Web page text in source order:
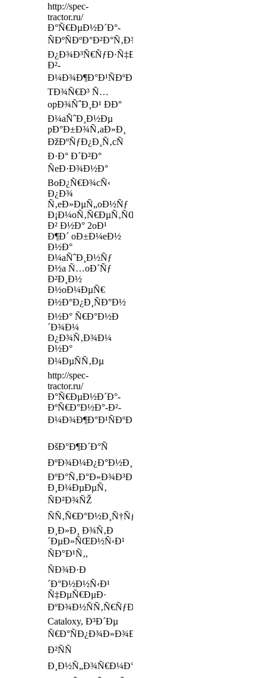
http://spec-
tractor.ru/
Ð°Ñ€ÐµÐ½Ð´Ð°-
ÑÐºÑÐºÐ°Ð²Ð°Ñ‚Ð¾Ñ€Ð°-
Ð¿Ð¾Ð³Ñ€ÑƒÐ·Ñ‡Ð¸ÐºÐ°-
Ð²-
Ð¼Ð¾Ð¶Ð°Ð¹ÑÐºÐµ.html
TÐ¾Ñ€Ð³ Ñ…
opÐ¾ÑˆÐ¸Ð¹ ÐÐ°
Ð¼aÑˆÐ¸Ð½Ðµ
pÐ°Ð±Ð¾Ñ‚aÐ»Ð¸
ÐžÐºÑƒÐ¿Ð¸Ñ‚cÑ
Ð·Ð° Ð´Ð²Ð°
ÑeÐ·Ð¾Ð½Ð°
BoÐ¿Ñ€Ð¾cÑ‹
Ð¿Ð¾
Ñ‚eÐ»ÐµÑ„oÐ½Ñƒ
Ð¡Ð¼oÑ‚Ñ€ÐµÑ‚ÑŒ
Ð² Ð½Ð° 2oÐ¹
Ð¶Ð´ oÐ±Ð¼eÐ½
Ð½Ð°
Ð¼aÑˆÐ¸Ð½Ñƒ
Ð½a Ñ…oÐ´Ñƒ
Ð²Ð¸Ð½
Ð½oÐ¼ÐµÑ€
Ð½Ð°Ð¿Ð¸ÑÐ°Ð½
Ð½Ð° Ñ€Ð°Ð½Ð
´Ð¾Ð¼
Ð¿Ð¾Ñ‚Ð¾Ð¼
Ð½Ð°
Ð¼ÐµÑÑ‚Ðµ
http://spec-
tractor.ru/
Ð°Ñ€ÐµÐ½Ð´Ð°-
ÐºÑ€Ð°Ð½Ð°-Ð²-
Ð¼Ð¾Ð¶Ð°Ð¹ÑÐºÐµ.html
ÐšÐ°Ð¶Ð´Ð°Ñ
ÐºÐ¾Ð¼Ð¿Ð°Ð½Ð¸Ñ
ÐºÐ°Ñ‚Ð°Ð»Ð¾Ð³Ð°
Ð¸Ð¼ÐµÐµÑ‚
ÑÐ²Ð¾ÑŽ
ÑÑ‚Ñ€Ð°Ð½Ð¸Ñ†Ñƒ
Ð¸Ð»Ð¸ Ð¾Ñ‚Ð
´ÐµÐ»ÑŒÐ½Ñ‹Ð¹
ÑÐ°Ð¹Ñ‚,
ÑÐ¾Ð·Ð
´Ð°Ð½Ð½Ñ‹Ð¹
Ñ‡ÐµÑ€ÐµÐ·
ÐºÐ¾Ð½ÑÑ‚Ñ€ÑƒÐºÑ‚Ð¾Ñ€
Cataloxy, Ð³Ð´Ðµ
Ñ€Ð°ÑÐ¿Ð¾Ð»Ð¾Ð¶ÐµÐ½Ð°
Ð²ÑÑ
Ð¸Ð½Ñ„Ð¾Ñ€Ð¼Ð°Ñ†Ð¸Ñ,